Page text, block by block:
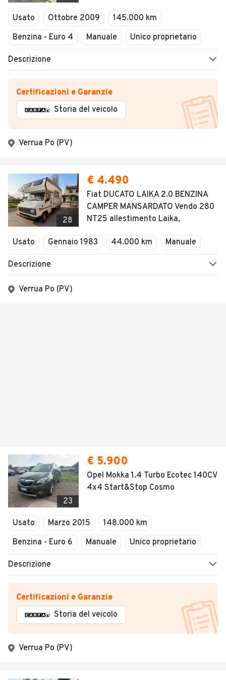
Chiuso
Usato Ottobre 2009
145.000 km
Benzina - Euro 4
Manuale Unico proprietario
Descrizione
Certificazioni e Garanzie
Storia del veicolo
Verrua Po (PV)
28
€ 4.490
Fiat DUCATO LAIKA 2.0 BENZINA
CAMPER MANSARDATO Vendo 280
NT25 allestimento Laika,
Usato Gennaio 1983 44.000 km Manuale
Descrizione
Verrua Po (PV)
23
€ 5.900
Opel Mokka 1.4 Turbo Ecotec 140CV
4x4 Start&Stop Cosmo
Usato Marzo 2015
148.000 km
Benzina - Euro 6
Manuale Unico proprietario
Descrizione
Certificazioni e Garanzie
Storia del veicolo
Verrua Po (PV)